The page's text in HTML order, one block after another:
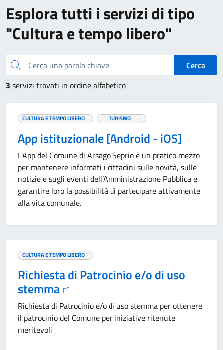
Esplora tutti i servizi di tipo
"Cultura e tempo libero"
Cerca una parola chiave
Cerca
3 servizi trovati in ordine alfabetico
CULTURA E TEMPO LIBERO TURISMO
App istituzionale [Android - iOS]
L'App del Comune di Arsago Seprio è un pratico mezzo
per mantenere informati i cittadini sulle novità, sulle
notizie e sugli eventi dell’Amministrazione Pubblica e
garantire loro la possibilità di partecipare attivamente
alla vita comunale.
CULTURA E TEMPO LIBERO
Richiesta di Patrocinio e/o di uso
stemma
Richiesta di Patrocinio e/o di uso stemma per ottenere
il patrocinio del Comune per iniziative ritenute
meritevoli